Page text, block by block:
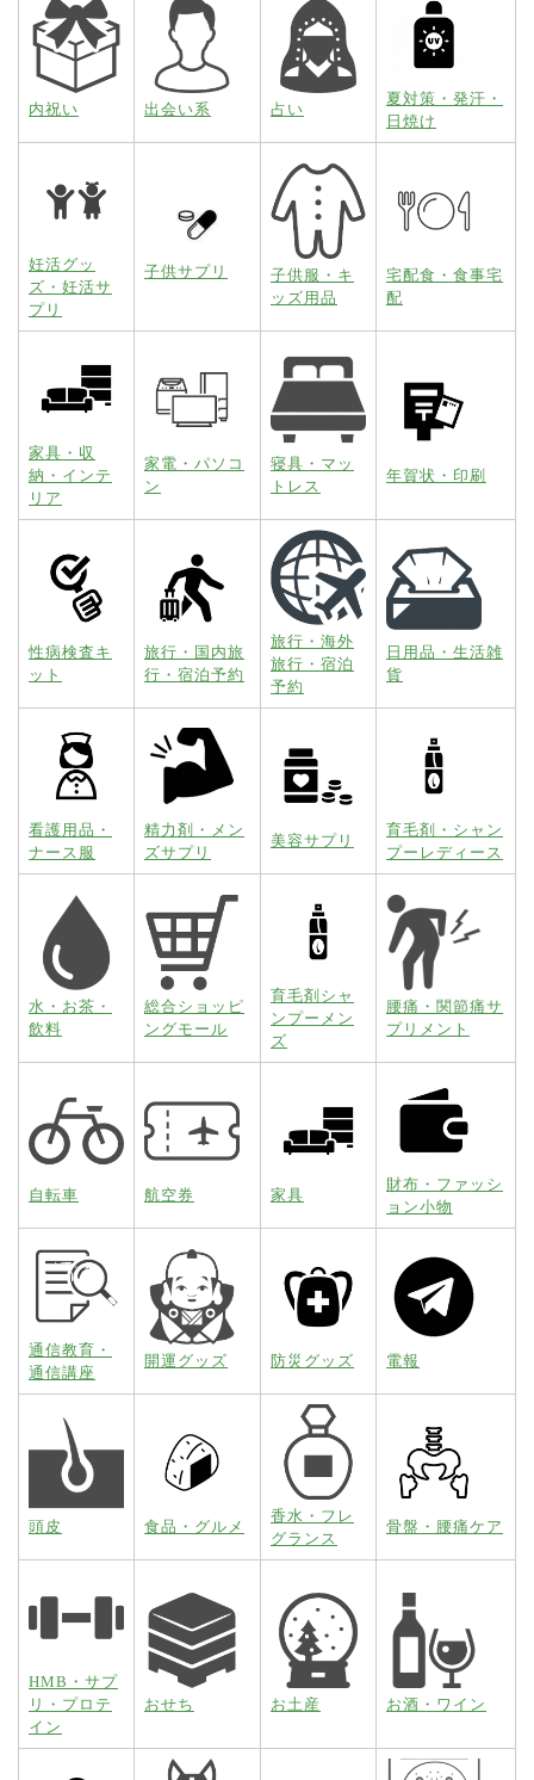
内祝い 出会い系 占い
夏対策・発汗・
日焼け
妊活グッ
ズ・妊活サ
プリ
子供サプリ
子供服・キ
ッズ用品
宅配食・食事宅
配
家具・収
納・インテ
リア
家電・パソコ
ン
寝具・マッ
トレス
年賀状・印刷
性病検査キ
ット
旅行・国内旅
行・宿泊予約
旅行・海外
旅行・宿泊
予約
日用品・生活雑
貨
看護用品・
ナース服
精力剤・メン
ズサプリ
美容サプリ
育毛剤・シャン
プーレディース
水・お茶・
飲料
総合ショッピ
ングモール
育毛剤シャ
ンプーメン
ズ
腰痛・関節痛サ
プリメント
自転車 航空券 家具
財布・ファッシ
ョン小物
通信教育・
通信講座
開運グッズ 防災グッズ 電報
頭皮 食品・グルメ
香水・フレ
グランス
骨盤・腰痛ケア
HMB・サプ
リ・プロテ
イン
おせち お土産 お酒・ワイン